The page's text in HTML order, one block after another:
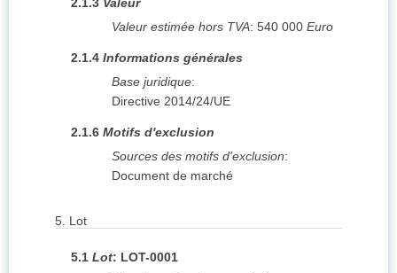
2.1.3 Valeur
Valeur estimée hors TVA: 540 000 Euro
2.1.4 Informations générales
Base juridique:
Directive 2014/24/UE
2.1.6 Motifs d'exclusion
Sources des motifs d'exclusion:
Document de marché
5. Lot
5.1 Lot: LOT-0001